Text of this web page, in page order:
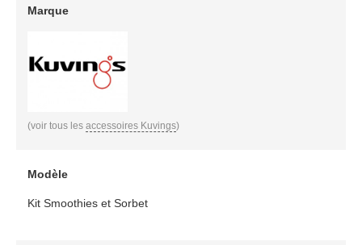
Marque
(voir tous les accessoires Kuvings)
Modèle
Kit Smoothies et Sorbet